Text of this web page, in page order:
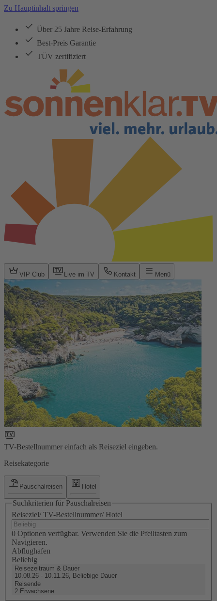
Zu Hauptinhalt springen
Über 25 Jahre Reise-Erfahrung
Best-Preis Garantie
TÜV zertifiziert
VIP Club Live im TV Kontakt Menü
TV-Bestellnummer einfach als Reiseziel eingeben.
Reisekategorie
Pauschalreisen Hotel
Suchkriterien für Pauschalreisen
Reiseziel/ TV-Bestellnummer/ Hotel
0 Optionen verfügbar. Verwenden Sie die Pfeiltasten zum
Navigieren.
Abflughafen
Beliebig
Reisezeitraum & Dauer
10.08.26 - 10.11.26, Beliebige Dauer
Reisende
2 Erwachsene